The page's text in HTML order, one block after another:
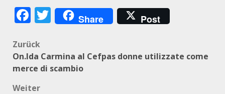
Facebook
Twitter
Share Post
Beitragsnavigation
Zurück
On.Ida Carmina al Cefpas donne utilizzate come
merce di scambio
Weiter